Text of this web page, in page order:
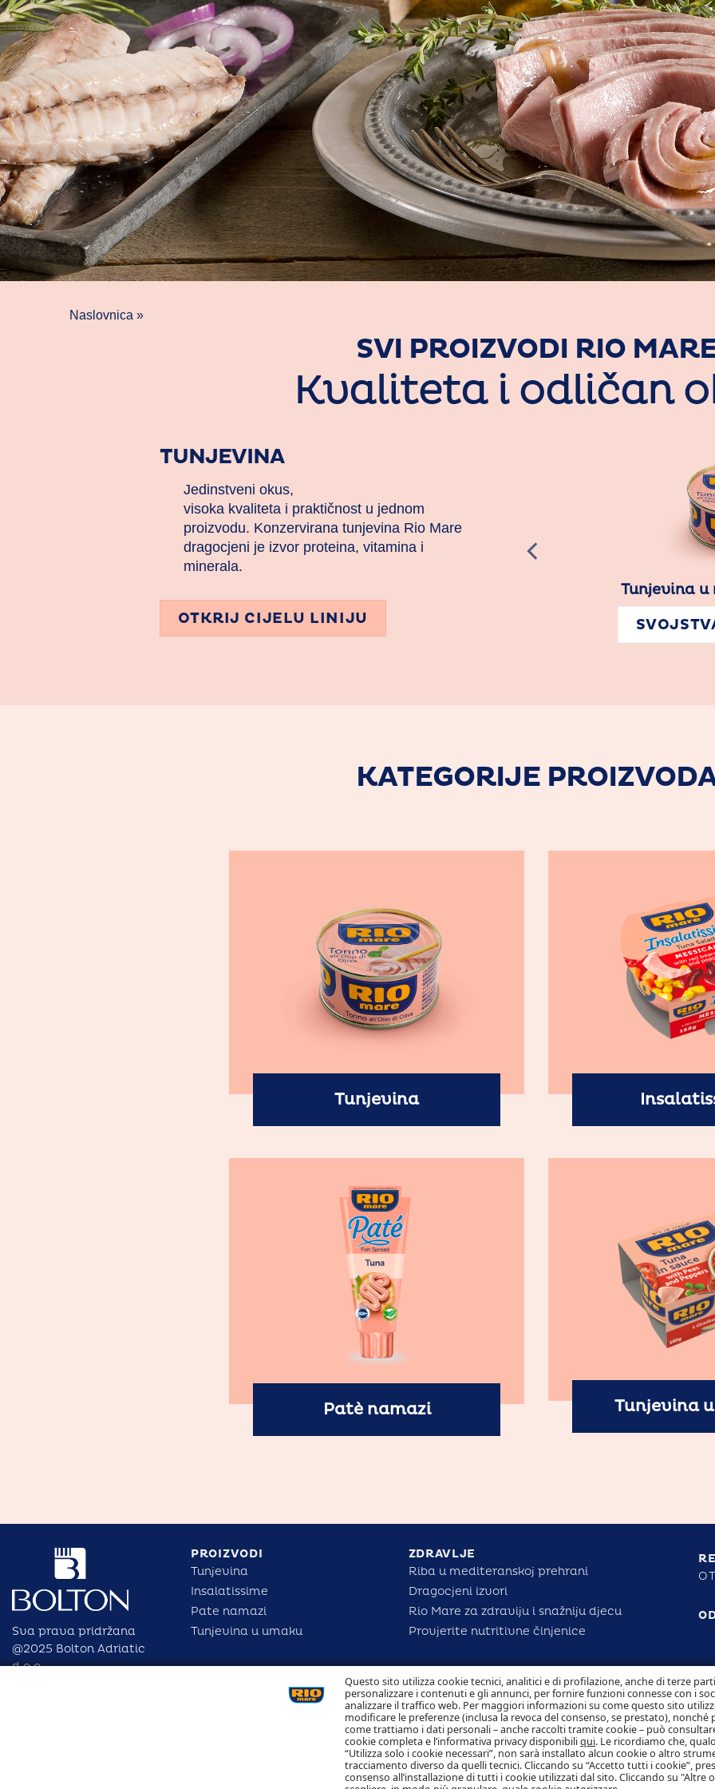
Questo sito utilizza cookie tecnici, analitici e di profilazione, anche di terze
personalizzare i contenuti e gli annunci, per fornire funzioni connesse con i
analizzare il traffico web. Per maggiori informazioni su come questo sito
modificare le preferenze (inclusa la revoca del consenso, se prestato), nonché
come trattiamo i dati personali – anche raccolti tramite cookie – può
cookie completa e l’informativa privacy disponibiliqui. Le ricordiamo che,
“Utilizza solo i cookie necessari”, non sarà installato alcun cookie o altro
tracciamento diverso da quelli tecnici. Cliccando su “Accetto tutti i cookie”,
consenso all’installazione di tutti i cookie utilizzati dal sito. Cliccando su "Altre
Naslovnica »
SVI PROIZVODI RIO
Kvaliteta i odličan
TUNJEVINA
Jedinstveni okus,
visoka kvaliteta i praktičnost u jednom
proizvodu. Konzervirana tunjevina Rio Mare
dragocjeni je izvor proteina, vitamina i
minerala.
OTKRIJ CIJELU LINIJU
Tunjevina u
SVOJSTVA
KATEGORIJE
Sva prava pridržana
@2025 Bolton Adriatic
PROIZVODI
Tunjevina
Insalatissime
Pate namazi
ZDRAVLJE
Riba u mediteranskoj prehrani
Dragocjeni izvori
Rio Mare za zdraviju i snažniju djecu